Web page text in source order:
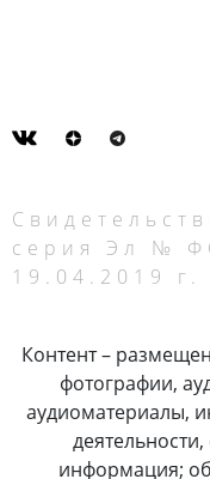
серия Эл №
19.04.2019 г.
Контент –
фотографии,
аудиоматериалы,
информация;